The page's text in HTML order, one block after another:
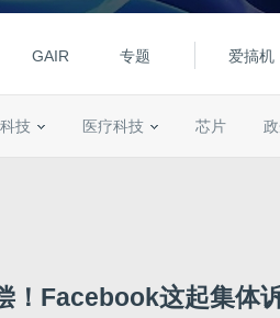
GAIR 专题 爱搞机
技 医疗科技 芯片
！Facebook这起集体